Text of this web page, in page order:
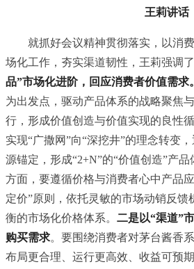
王莉讲话
就抓好会议精神贯彻落实，以消
场化工作，夯实渠道韧性，王莉强调了
品”市场化进阶，回应消费者价值需求。
为出发点，驱动产品体系的战略聚焦
行，形成价值创造与价值实现的良性
实现“广撒网”向“深挖井”的理念转变
源锚定，形成“2+N”的“价值创造”产
方面，要遵循价格与消费者心中产品
定价”原则，依托灵敏的市场动销反馈
衡的市场化价格体系。 二是以“渠道”
购买需求。要围绕消费者对茅台酱香
布局更合理、运行更高效、收益可预